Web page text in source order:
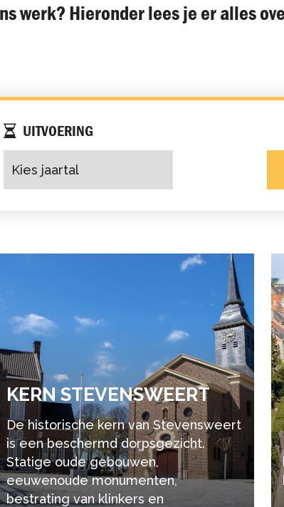
werk? Hieronder lees je er alles
UITVOERING
KERN STE­VENS­WEERT
De historische kern van Stevensweert
is een beschermd dorpsgezicht.
Statige oude gebouwen,
eeuwenoude monumenten,
bestrating van klinkers en